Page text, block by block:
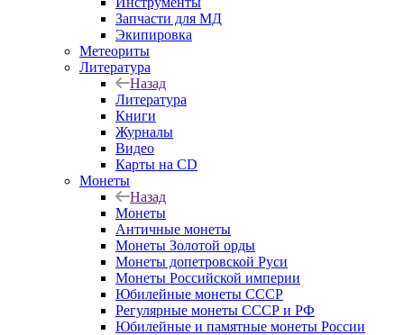
Запчасти для МД
Экипировка
Метеориты
Литература
Назад
Литература
Книги
Журналы
Видео
Карты на CD
Монеты
Назад
Монеты
Античные монеты
Монеты Золотой орды
Монеты допетровской Руси
Монеты Российской империи
Юбилейные монеты СССР
Регулярные монеты СССР и РФ
Юбилейные и памятные монеты России